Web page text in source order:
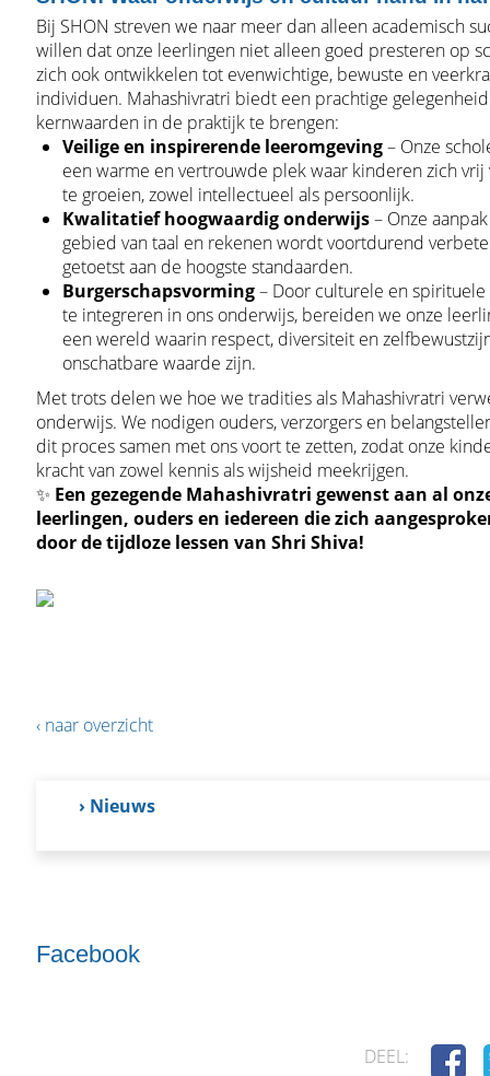
Bij SHON streven we naar meer dan alleen academisch
willen dat onze leerlingen niet alleen goed presteren op
zich ook ontwikkelen tot evenwichtige, bewuste en
individuen. Mahashivratri biedt een prachtige
kernwaarden in de praktijk te brengen:
Veilige en inspirerende leeromgeving– Onze
een warme en vertrouwde plek waar kinderen zich vrij
te groeien, zowel intellectueel als persoonlijk.
Kwalitatief hoogwaardig onderwijs– Onze
gebied van taal en rekenen wordt voortdurend
getoetst aan de hoogste standaarden.
Burgerschapsvorming– Door culturele en spirituele
te integreren in ons onderwijs, bereiden we onze
een wereld waarin respect, diversiteit en
onschatbare waarde zijn.
Met trots delen we hoe we tradities als Mahashivratri
onderwijs. We nodigen ouders, verzorgers en
dit proces samen met ons voort te zetten, zodat onze
kracht van zowel kennis als wijsheid meekrijgen.
✨ Een gezegende Mahashivratri gewenst aan al
leerlingen, ouders en iedereen die zich
door de tijdloze lessen van Shri Shiva!
‹ naar overzicht
› Nieuws
Facebook
DEEL: